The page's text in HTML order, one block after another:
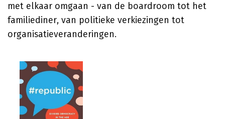
met elkaar omgaan - van de boardroom tot het
familiediner, van politieke verkiezingen tot
organisatieveranderingen.